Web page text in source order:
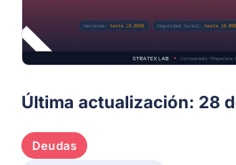
Última actualización: 28
Deudas